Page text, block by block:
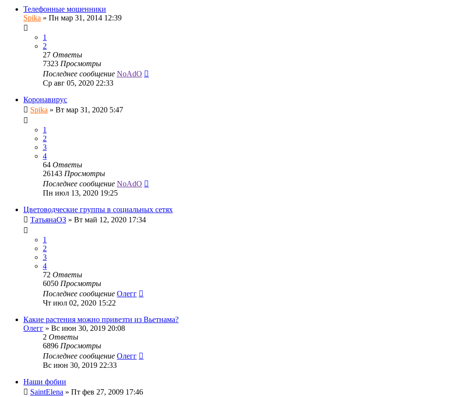
Телефонные мошенники
Spika » Пн мар 31, 2014 12:39
1
2
27 Ответы
7323 Просмотры
Последнее сообщение NoAdO
Ср авг 05, 2020 22:33
Коронавирус
Spika » Вт мар 31, 2020 5:47
1
2
3
4
64 Ответы
26143 Просмотры
Последнее сообщение NoAdO
Пн июл 13, 2020 19:25
Цветоводческие группы в социальных сетях
ТатьянаОЗ » Вт май 12, 2020 17:34
1
2
3
4
72 Ответы
6050 Просмотры
Последнее сообщение Олегг
Чт июл 02, 2020 15:22
Какие растения можно привезти из Вьетнама?
Олегг » Вс июн 30, 2019 20:08
2 Ответы
6896 Просмотры
Последнее сообщение Олегг
Вс июн 30, 2019 22:33
Наши фобии
SaintElena » Пт фев 27, 2009 17:46